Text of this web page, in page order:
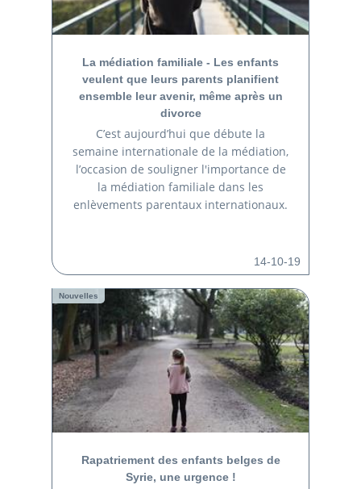
La médiation familiale - Les enfants
veulent que leurs parents planifient
ensemble leur avenir, même après un
divorce
C’est aujourd’hui que débute la
semaine internationale de la médiation,
l’occasion de souligner l'importance de
la médiation familiale dans les
enlèvements parentaux internationaux.
14-10-19
Nouvelles
Rapatriement des enfants belges de
Syrie, une urgence !